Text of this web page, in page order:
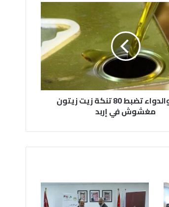
الغذاء والدواء تضبط 80 تنكة زيت زيتون
مغشوش في إربد